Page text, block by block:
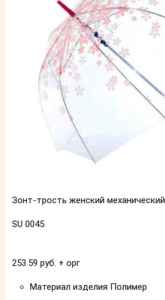
Зонт-трость женский механический
SU 0045
253.59 руб. + орг
Материал изделия Полимер